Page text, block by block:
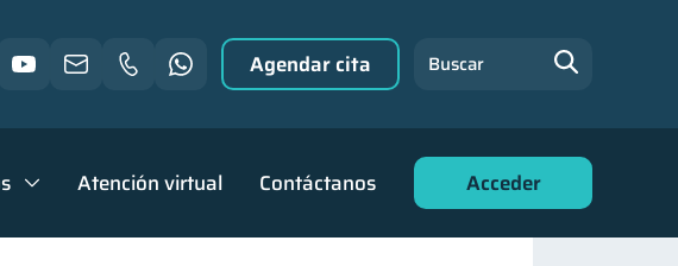
Atención virtual Contáctanos Acceder
Agendar cita Buscar